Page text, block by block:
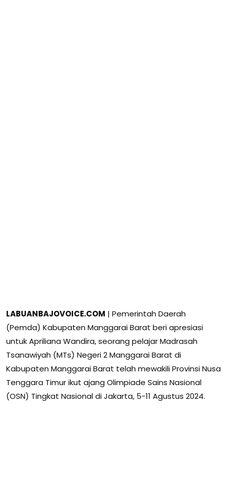
LABUANBAJOVOICE.COM | Pemerintah Daerah
(Pemda) Kabupaten Manggarai Barat beri apresiasi
untuk Apriliana Wandira, seorang pelajar Madrasah
Tsanawiyah (MTs) Negeri 2 Manggarai Barat di
Kabupaten Manggarai Barat telah mewakili Provinsi Nusa
Tenggara Timur ikut ajang Olimpiade Sains Nasional
(OSN) Tingkat Nasional di Jakarta, 5-11 Agustus 2024.